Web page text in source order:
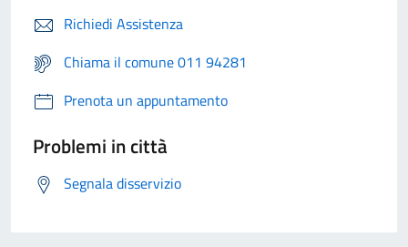
Richiedi Assistenza
Chiama il comune 011 94281
Prenota un appuntamento
Problemi in città
Segnala disservizio